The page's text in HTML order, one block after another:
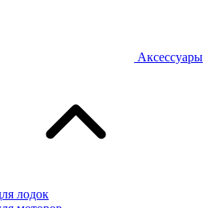
Аксессуары
лодок